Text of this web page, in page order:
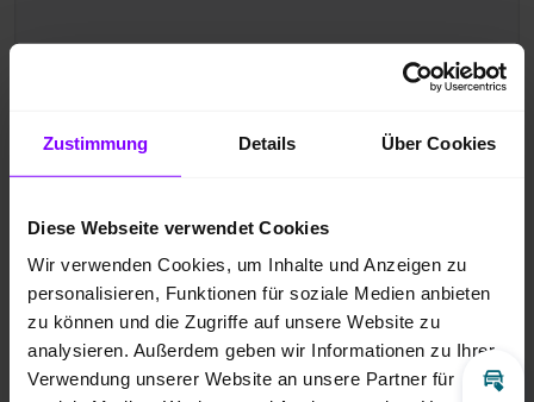
Zustimmung Details Über Cookies
Diese Webseite verwendet Cookies
Wir verwenden Cookies, um Inhalte und Anzeigen zu
personalisieren, Funktionen für soziale Medien anbieten
zu können und die Zugriffe auf unsere Website zu
analysieren. Außerdem geben wir Informationen zu Ihrer
Verwendung unserer Website an unsere Partner für
Newsletter an.
Ich bin damit einverstanden, dass die
übermittelten Daten entsprechend der
Datenschutzbestimmungengespeichert
und verarbeitet werden dürfen. Zudem
gebe ich meine Zustimmung über die